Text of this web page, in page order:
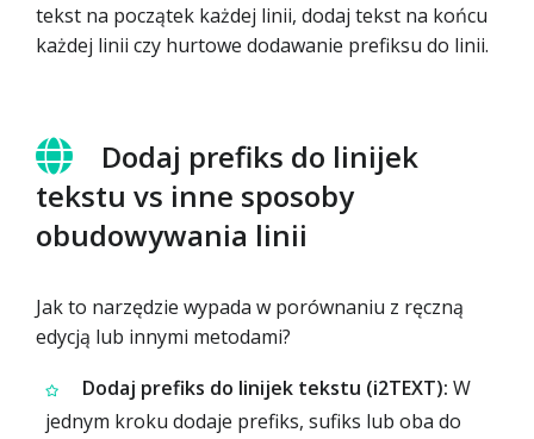
tekst na początek każdej linii, dodaj tekst na końcu
każdej linii czy hurtowe dodawanie prefiksu do linii.
Dodaj prefiks do linijek
tekstu vs inne sposoby
obudowywania linii
Jak to narzędzie wypada w porównaniu z ręczną
edycją lub innymi metodami?
Dodaj prefiks do linijek tekstu (i2TEXT): W
jednym kroku dodaje prefiks, sufiks lub oba do